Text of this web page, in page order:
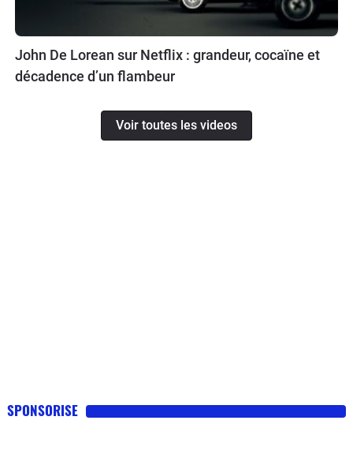
John De Lorean sur Netflix : grandeur, cocaïne et
décadence d’un flambeur
Voir toutes les videos
SPONSORISE